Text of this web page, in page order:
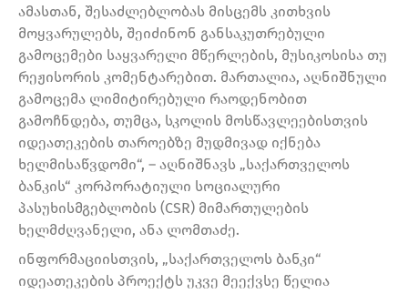
ამასთან, შესაძლებლობას მისცემს კითხვის
მოყვარულებს, შეიძინონ განსაკუთრებული
გამოცემები საყვარელი მწერლების, მუსიკოსისა თუ
რეჟისორის კომენტარებით. მართალია, აღნიშნული
გამოცემა ლიმიტირებული რაოდენობით
გამოჩნდება, თუმცა, სკოლის მოსწავლეებისთვის
იდეათეკების თაროებზე მუდმივად იქნება
ხელმისაწვდომი“, – აღნიშნავს „საქართველოს
ბანკის“ კორპორატიული სოციალური
პასუხისმგებლობის (CSR) მიმართულების
ხელმძღვანელი, ანა ლომთაძე.
ინფორმაციისთვის, „საქართველოს ბანკი“
იდეათეკების პროექტს უკვე მეექვსე წელია